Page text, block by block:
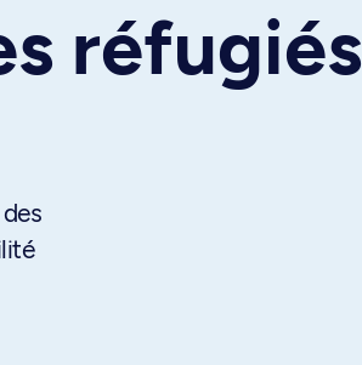
réfugiés